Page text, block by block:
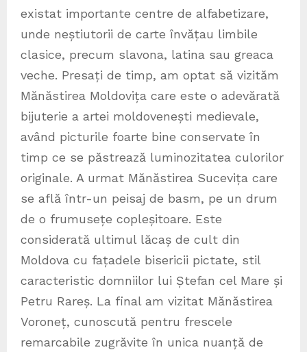
existat importante centre de alfabetizare,
unde neștiutorii de carte învățau limbile
clasice, precum slavona, latina sau greaca
veche. Presați de timp, am optat să vizităm
Mănăstirea Moldovița care este o adevărată
bijuterie a artei moldovenești medievale,
având picturile foarte bine conservate în
timp ce se păstrează luminozitatea culorilor
originale. A urmat Mănăstirea Sucevița care
se află într-un peisaj de basm, pe un drum
de o frumusețe copleșitoare. Este
considerată ultimul lăcaș de cult din
Moldova cu fațadele bisericii pictate, stil
caracteristic domniilor lui Ștefan cel Mare și
Petru Rareș. La final am vizitat Mănăstirea
Voroneț, cunoscută pentru frescele
remarcabile zugrăvite în unica nuanță de